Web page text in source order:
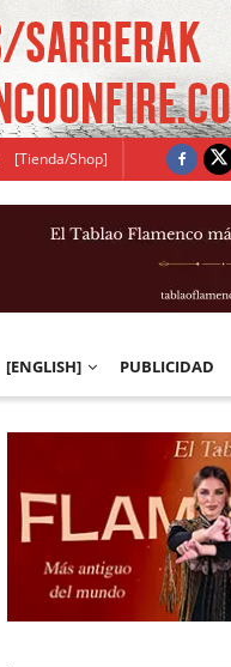
[Tienda/Shop]
[ENGLISH] PUBLICIDAD